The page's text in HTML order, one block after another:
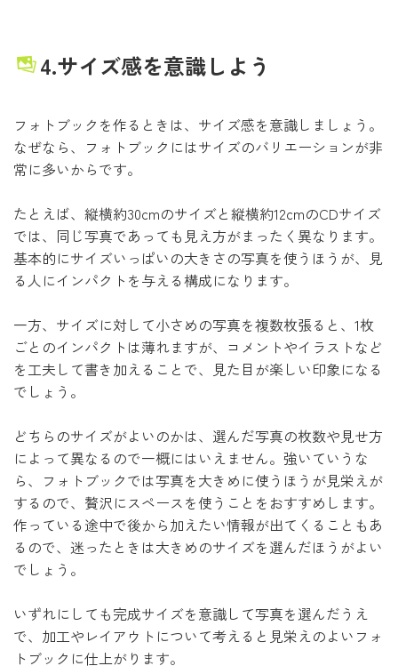
4.サイズ感を意識しよう
フォトブックを作るときは、サイズ感を意識しましょう。
なぜなら、フォトブックにはサイズのバリエーションが非
常に多いからです。
たとえば、縦横約30cmのサイズと縦横約12cmのCDサイズ
では、同じ写真であっても見え方がまったく異なります。
基本的にサイズいっぱいの大きさの写真を使うほうが、見
る人にインパクトを与える構成になります。
一方、サイズに対して小さめの写真を複数枚張ると、1枚
ごとのインパクトは薄れますが、コメントやイラストなど
を工夫して書き加えることで、見た目が楽しい印象になる
でしょう。
どちらのサイズがよいのかは、選んだ写真の枚数や見せ方
によって異なるので一概にはいえません。強いていうな
ら、フォトブックでは写真を大きめに使うほうが見栄えが
するので、贅沢にスペースを使うことをおすすめします。
作っている途中で後から加えたい情報が出てくることもあ
るので、迷ったときは大きめのサイズを選んだほうがよい
でしょう。
いずれにしても完成サイズを意識して写真を選んだうえ
で、加工やレイアウトについて考えると見栄えのよいフォ
トブックに仕上がります。